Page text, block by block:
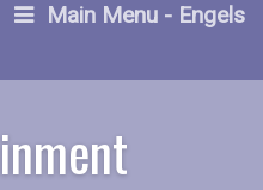
Main Menu - Engels